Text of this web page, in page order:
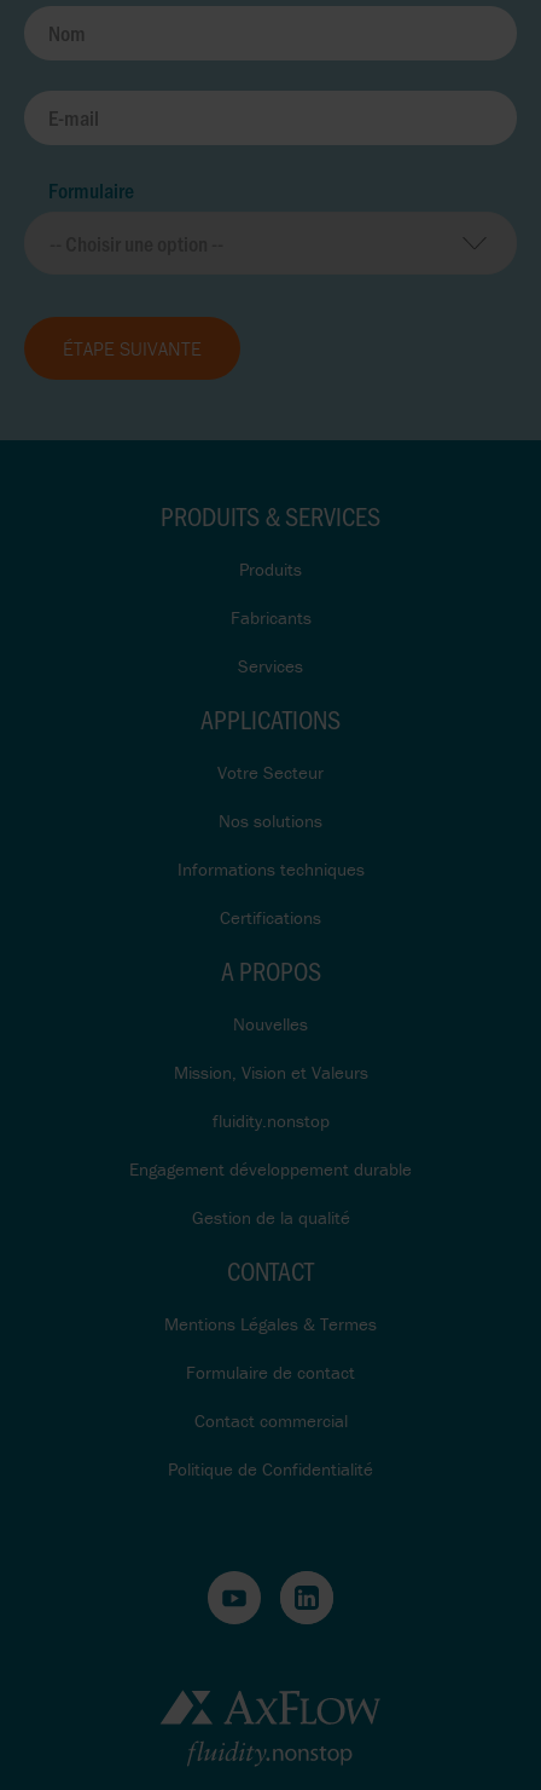
Formulaire
ÉTAPE SUIVANTE
PRODUITS & SERVICES
Produits
Fabricants
Services
APPLICATIONS
Votre Secteur
Nos solutions
Informations techniques
Certifications
A PROPOS
Nouvelles
Mission, Vision et Valeurs
fluidity.nonstop
Engagement développement durable
Gestion de la qualité
CONTACT
Mentions Légales & Termes
Formulaire de contact
Contact commercial
Politique de Confidentialité